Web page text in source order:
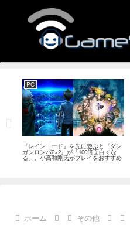
PC
『レインコード』を先に遊ぶと『ダン
ガンロンパ2×2』が「100倍面白くな
る」。小高和剛氏がプレイをおすすめ
ホーム その他